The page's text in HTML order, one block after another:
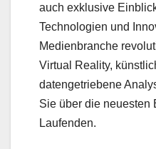
auch exklusive
Technologien und
Medienbranche
Virtual Reality,
datengetriebene
Sie über die neuesten
Laufenden.